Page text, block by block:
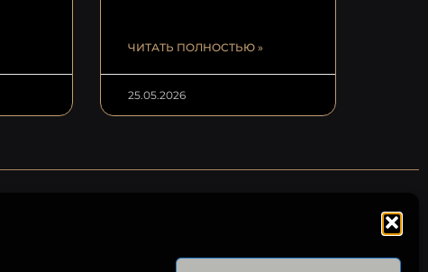
ЧИТАТЬ ПОЛНОСТЬЮ »
25.05.2026